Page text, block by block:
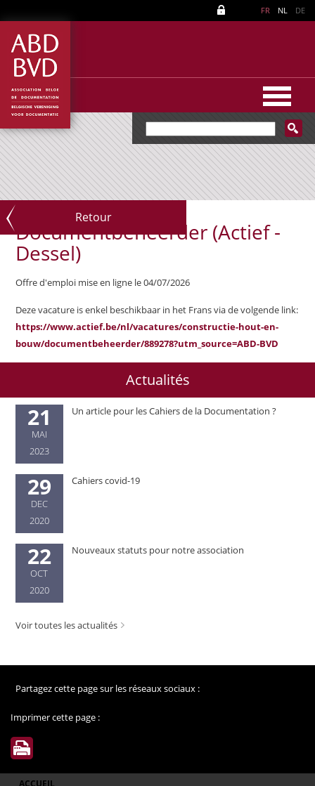
FR NL DE
Retour
Documentbeheerder (Actief -
Dessel)
Offre d'emploi mise en ligne le 04/07/2026
Deze vacature is enkel beschikbaar in het Frans via de volgende link:
https://www.actief.be/nl/vacatures/constructie-hout-en-
bouw/documentbeheerder/889278?utm_source=ABD-BVD
Actualités
21
MAI
2023
Un article pour les Cahiers de la Documentation ?
29
DEC
2020
Cahiers covid-19
22
OCT
2020
Nouveaux statuts pour notre association
Voir toutes les actualités
Partagez cette page sur les réseaux sociaux :
Imprimer cette page :
ACCUEIL